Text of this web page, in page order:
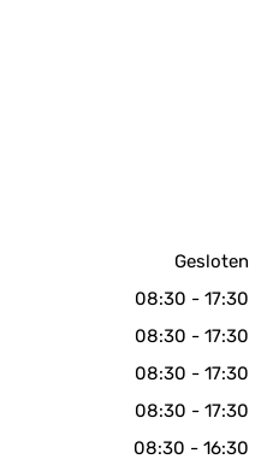
Gesloten
08:30 - 17:30
08:30 - 17:30
08:30 - 17:30
08:30 - 17:30
08:30 - 16:30